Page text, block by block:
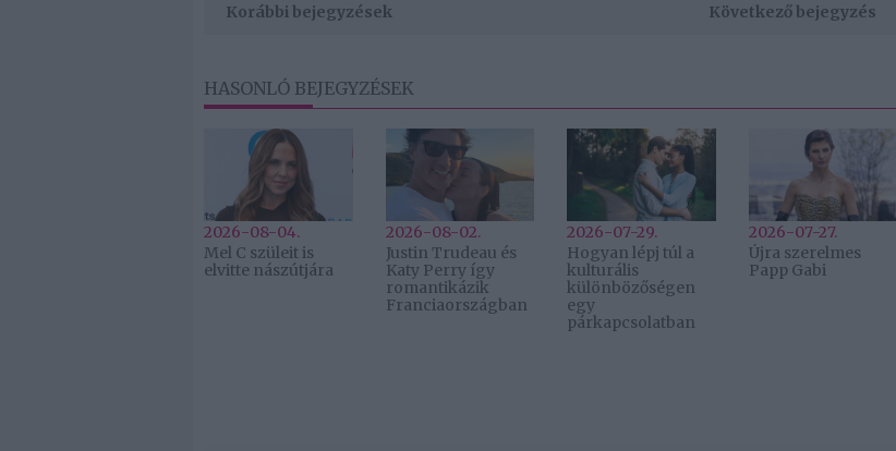
Korábbi bejegyzések Következő bejegyzés
HASONLÓ BEJEGYZÉSEK
2026-08-04.
Mel C szüleit is
elvitte nászútjára
2026-08-02.
Justin Trudeau és
Katy Perry így
romantikázik
Franciaországban
2026-07-29.
Hogyan lépj túl a
kulturális
különbözőségen
egy
párkapcsolatban
2026-07-27.
Újra szerelmes
Papp Gabi